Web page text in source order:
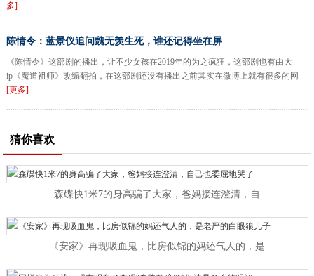
多]
陈情令：蓝景仪追问魏无羡生死，谁还记得坐在屏
《陈情令》这部剧的播出，让不少女孩在2019年的为之疯狂，这部剧也有由大
ip《魔道祖师》改编翻拍，在这部剧还没有播出之前其实在微博上就有很多的网
[更多]
猜你喜欢
森碟快1米7的身高骗了大家，爸妈接连澄清，自
《安家》再现吸血鬼，比房似锦的妈还气人的，是